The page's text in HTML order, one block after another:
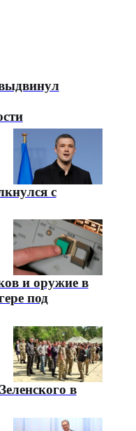
с
и оружие в
под
в